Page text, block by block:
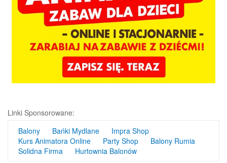
Linki Sponsorowane:
Balony
Bańki Mydlane
Impra Shop
Kurs Animatora Online
Party Shop
Balony Rumia
Solidna Firma
Hurtownia Balonów